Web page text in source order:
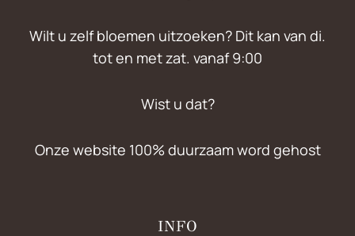
Wilt u zelf bloemen uitzoeken? Dit kan van di.
tot en met zat. vanaf 9:00
Wist u dat?
Onze website 100% duurzaam word gehost
INFO